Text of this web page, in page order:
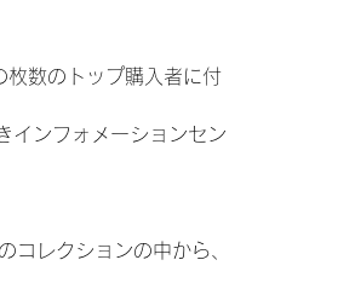
数のトップ購入者に付
インフォメーションセン
レクションの中から、